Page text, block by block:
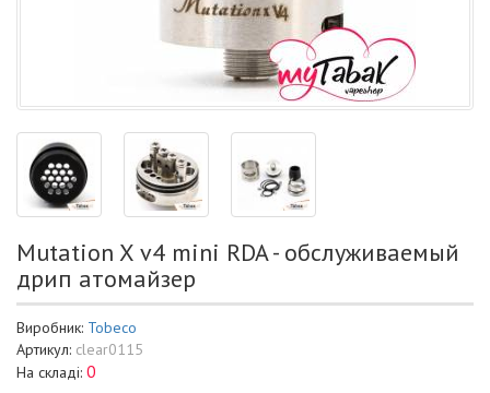
Mutation X v4 mini RDA - обслуживаемый
дрип атомайзер
Виробник: Tobeco
Артикул: clear0115
На складі: 0